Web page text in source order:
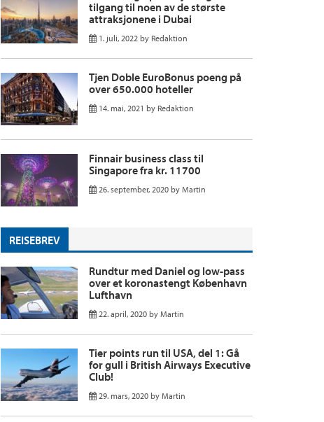
tilgang til noen av de største
attraksjonene i Dubai
1. juli, 2022 by Redaktion
Tjen Doble EuroBonus poeng på
over 650.000 hoteller
14. mai, 2021 by Redaktion
Finnair business class til
Singapore fra kr. 11700
26. september, 2020 by Martin
REISEBREV
Rundtur med Daniel og low-pass
over et koronastengt København
Lufthavn
22. april, 2020 by Martin
Tier points run til USA, del 1: Gå
for gull i British Airways Executive
Club!
29. mars, 2020 by Martin